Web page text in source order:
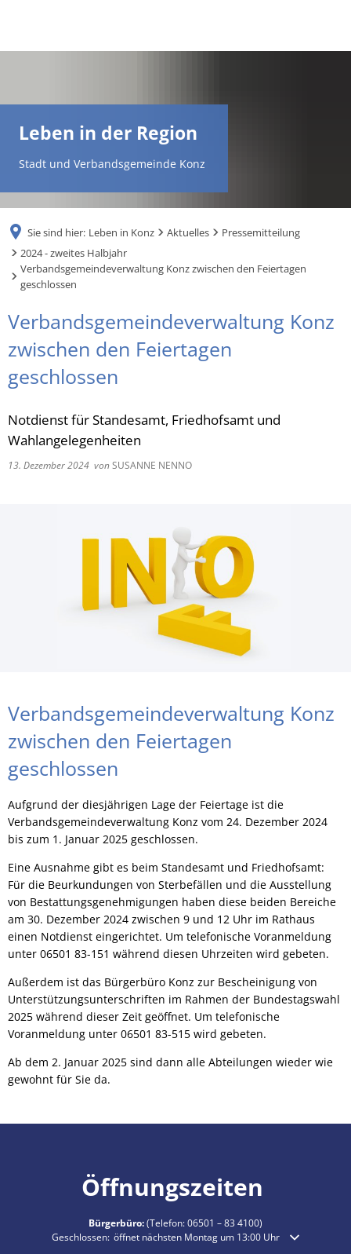
UK
Leben in der Region
Stadt und Verbandsgemeinde Konz
Sie sind hier: Leben in Konz Aktuelles
Pressemitteilung
2024 - zweites Halbjahr
Verbandsgemeindeverwaltung Konz zwischen den Feiertagen
geschlossen
Verbandsgemeindeverwaltung Konz
zwischen den Feiertagen
geschlossen
Notdienst für Standesamt, Friedhofsamt und
Wahlangelegenheiten
13. Dezember 2024 vonSUSANNE NENNO
Verbandsgemeindeverwaltung Konz
zwischen den Feiertagen
geschlossen
Aufgrund der diesjährigen Lage der Feiertage ist die
Verbandsgemeindeverwaltung Konz vom 24. Dezember 2024
bis zum 1. Januar 2025 geschlossen.
Eine Ausnahme gibt es beim Standesamt und Friedhofsamt:
Für die Beurkundungen von Sterbefällen und die Ausstellung
von Bestattungsgenehmigungen haben diese beiden Bereiche
am 30. Dezember 2024 zwischen 9 und 12 Uhr im Rathaus
einen Notdienst eingerichtet. Um telefonische Voranmeldung
unter 06501 83-151 während diesen Uhrzeiten wird gebeten.
Außerdem ist das Bürgerbüro Konz zur Bescheinigung von
Unterstützungsunterschriften im Rahmen der Bundestagswahl
2025 während dieser Zeit geöffnet. Um telefonische
Voranmeldung unter 06501 83-515 wird gebeten.
Ab dem 2. Januar 2025 sind dann alle Abteilungen wieder wie
gewohnt für Sie da.
Öffnungszeiten
Bürgerbüro:(Telefon:06501 – 83 4100)
Klicken, um weitere Öffnungs- oder Schließzeiten auszublenden
Geschlossen: öffnet nächsten Montag um 13:00 Uhr